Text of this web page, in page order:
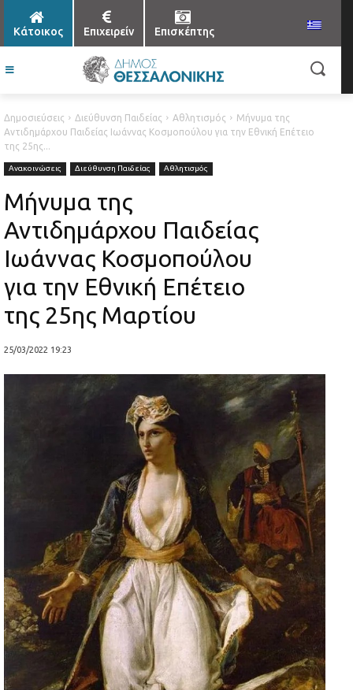
Κάτοικος Επιχειρείν Επισκέπτης
Δημοσιεύσεις Διεύθυνση Παιδείας Αθλητισμός
Μήνυμα της
Αντιδημάρχου Παιδείας Ιωάννας Κοσμοπούλου για την Εθνική Επέτειο
της 25ης...
Ανακοινώσεις Διεύθυνση Παιδείας Αθλητισμός
Μήνυμα της
Αντιδημάρχου Παιδείας
Ιωάννας Κοσμοπούλου
για την Εθνική Επέτειο
της 25ης Μαρτίου
25/03/2022 19:23